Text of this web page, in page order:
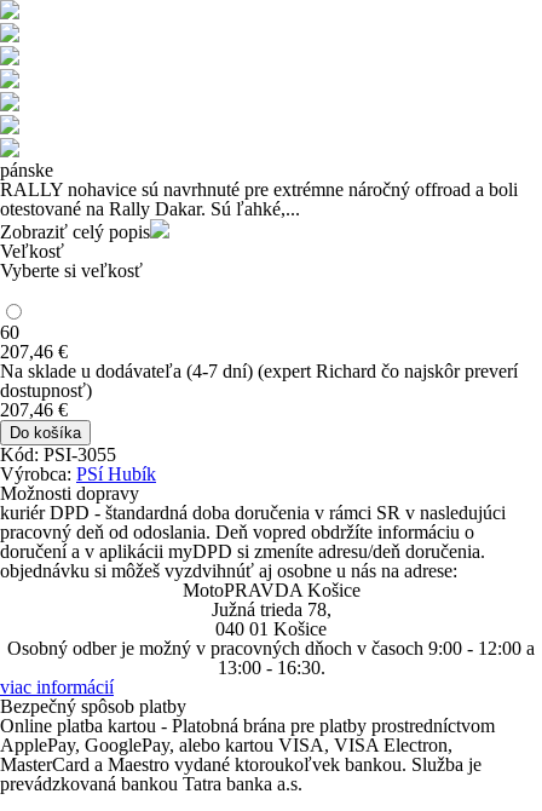
pánske
RALLY nohavice sú navrhnuté pre extrémne náročný offroad a boli
otestované na Rally Dakar. Sú ľahké,...
Zobraziť celý popis
Veľkosť
Vyberte si veľkosť
60
207,46 €
Na sklade u dodávateľa (4-7 dní) (expert Richard čo najskôr preverí
dostupnosť)
207,46 €
Do košíka
Kód: PSI-3055
Výrobca: PSí Hubík
Možnosti dopravy
kuriér DPD - štandardná doba doručenia v rámci SR v nasledujúci
pracovný deň od odoslania. Deň vopred obdržíte informáciu o
doručení a v aplikácii myDPD si zmeníte adresu/deň doručenia.
objednávku si môžeš vyzdvihnúť aj osobne u nás na adrese:
MotoPRAVDA Košice
Južná trieda 78,
040 01 Košice
Osobný odber je možný v pracovných dňoch v časoch 9:00 - 12:00 a
13:00 - 16:30.
viac informácií
Bezpečný spôsob platby
Online platba kartou - Platobná brána pre platby prostredníctvom
ApplePay, GooglePay, alebo kartou VISA, VISA Electron,
MasterCard a Maestro vydané ktoroukoľvek bankou. Služba je
prevádzkovaná bankou Tatra banka a.s.